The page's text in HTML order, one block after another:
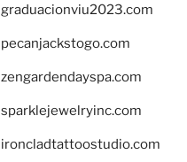
graduacionviu2023.com
pecanjackstogo.com
zengardendayspa.com
sparklejewelryinc.com
ironcladtattoostudio.com